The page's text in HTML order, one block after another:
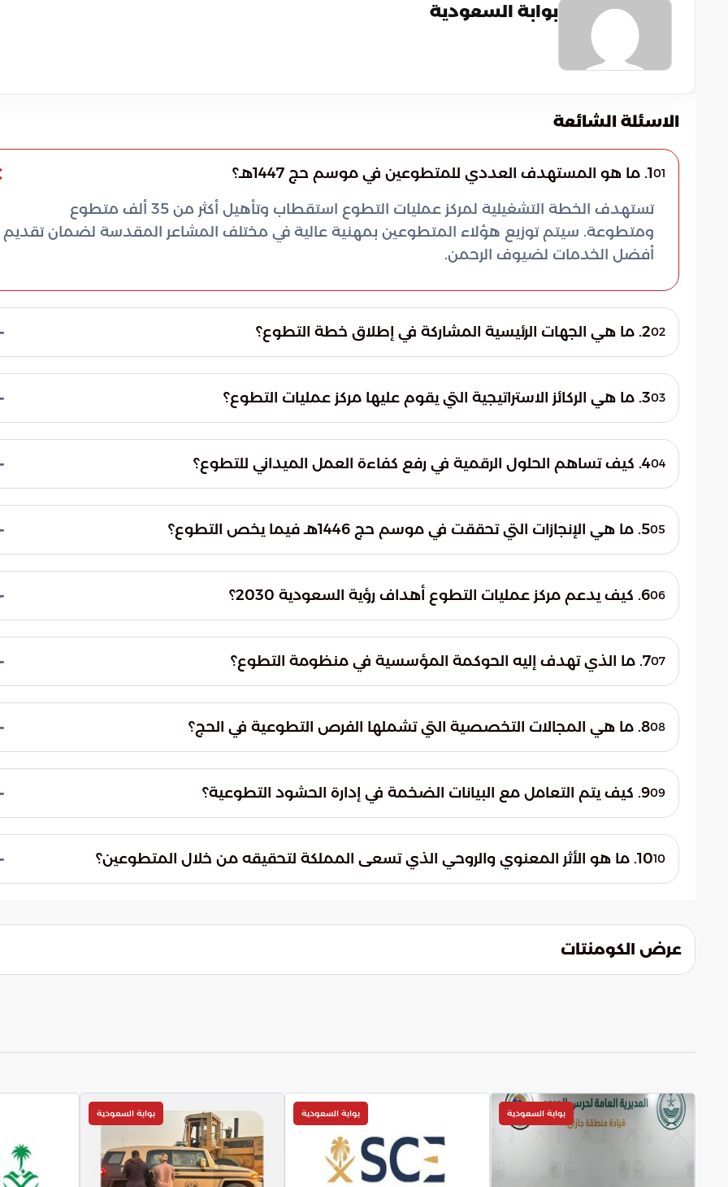
بوابة السعودية
الاسئلة الشائعة
011. ما هو المستهدف العددي للمتطوعين في موسم حج 1447هـ؟
تستهدف الخطة التشغيلية لمركز عمليات التطوع استقطاب وتأهيل أكثر من 35 ألف متطوع
ومتطوعة. سيتم توزيع هؤلاء المتطوعين بمهنية عالية في مختلف المشاعر المقدسة لضمان تقديم
أفضل الخدمات لضيوف الرحمن.
022. ما هي الجهات الرئيسية المشاركة في إطلاق خطة التطوع؟
الحج والعمرة. ويتم ذلك بدعم مباشر من برنامج خدمة ضيوف الرحمن، وبالتنسيق مع الهيئة العامة
للأوقاف ومؤسسة نسك الإنسانية.
033. ما هي الركائز الاستراتيجية التي يقوم عليها مركز عمليات التطوع؟
المؤسسية لتوحيد الجهود. كما تركز على رفع مستوى الخدمة لتعزيز التجربة الإيمانية، وتحقيق التنوع
الميداني عبر فرص تطوعية تخصصية تقنية وصحية ولوجستية.
044. كيف تساهم الحلول الرقمية في رفع كفاءة العمل الميداني للتطوع؟
مؤشرات الأداء. كما توفر هذه التقنيات أدوات للاستجابة الفورية للمتغيرات، وتوحيد جهود الفرق
التطوعية مع المنظومة الحكومية عبر منصة رقمية موحدة.
055. ما هي الإنجازات التي تحققت في موسم حج 1446هـ فيما يخص التطوع؟
الجهود عن تقديم أكثر من 2.8 مليون ساعة عمل تطوعية، مما أظهر كفاءة عالية في إدارة الحشود
066. كيف يدعم مركز عمليات التطوع أهداف رؤية السعودية 2030؟
الرؤية. ومن خلال تطوير الحلول الرقمية، يسهم المركز في استدامة العمل الإنساني وتحويله إلى ثقافة
مؤسسية راسخة داخل المجتمع السعودي.
077. ما الذي تهدف إليه الحوكمة المؤسسية في منظومة التطوع؟
تحت مظلة واحدة. هذا التكامل يمنع ازدواجية الجهود ويضمن خروج المخرجات الميدانية بشكل
متناسق واحترافي يخدم مصلحة الحجاج.
088. ما هي المجالات التخصصية التي تشملها الفرص التطوعية في الحج؟
التقني والمجال الصحي. بالإضافة إلى ذلك، تتوفر فرص في المجالات اللوجستية لضمان شمولية
الخدمة وتلبية كافة احتياجات ضيوف الرحمن خلال الموسم.
099. كيف يتم التعامل مع البيانات الضخمة في إدارة الحشود التطوعية؟
عالية. تساعد هذه البيانات في رصد الكثافات وتوجيه الفرق التطوعية إلى المناطق التي تحتاج إلى دعم
فوري، مما يرفع من مستوى الأمان والسلامة.
1010. ما هو الأثر المعنوي والروحي الذي تسعى المملكة لتحقيقه من خلال المتطوعين؟
تجربة إيمانية ميسرة تترك انطباعاً طيباً لدى الحجيج.
عرض الكومنتات
بوابة السعودية بوابة السعودية بوابة السعودية